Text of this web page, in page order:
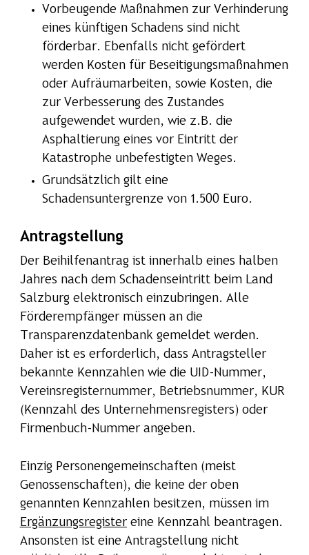
Vorbeugende Maßnahmen zur Verhinderung
eines künftigen Schadens sind nicht
förderbar. Ebenfalls nicht gefördert
werden Kosten für Beseitigungsmaßnahmen
oder Aufräumarbeiten, sowie Kosten, die
zur Verbesserung des Zustandes
aufgewendet wurden, wie z.B. die
Asphaltierung eines vor Eintritt der
Katastrophe unbefestigten Weges.
Grundsätzlich gilt eine
Schadensuntergrenze von 1.500 Euro.
Antragstellung
Der Beihilfenantrag ist innerhalb eines halben
Jahres nach dem Schadenseintritt beim Land
Salzburg elektronisch einzubringen. Alle
Förderempfänger müssen an die
Transparenzdatenbank gemeldet werden.
Daher ist es erforderlich, dass Antragsteller
bekannte Kennzahlen wie die UID-Nummer,
Vereinsregisternummer, Betriebsnummer, KUR
(Kennzahl des Unternehmensregisters) oder
Firmenbuch-Nummer angeben.
Einzig Personengemeinschaften (meist
Genossenschaften), die keine der oben
genannten Kennzahlen besitzen, müssen im
Ergänzungsregistereine Kennzahl beantragen.
Ansonsten ist eine Antragstellung nicht